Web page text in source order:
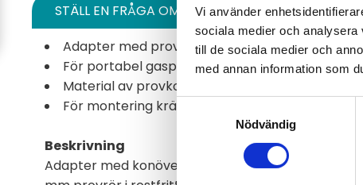
Vi använder
sociala medier och
till de sociala medier och
med annan information som
Samtyckesval
Nödvändig
STÄLL EN FRÅGA OM PRODUKTEN
Adapter med provtub för justerbar rörlängd
För portabel gasprovtagare PSP4000
Material av provkontaktande delar: rostfritt stål
För montering krävs en lämplig adapter fitting
Beskrivning
Adapter med konövergång för öppningar med